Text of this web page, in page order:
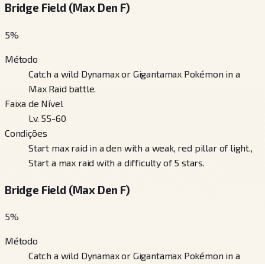
Bridge Field (Max Den F)
5%
Método
Catch a wild Dynamax or Gigantamax Pokémon in a
Max Raid battle.
Faixa de Nível
Lv. 55-60
Condições
Start max raid in a den with a weak, red pillar of light.,
Start a max raid with a difficulty of 5 stars.
Bridge Field (Max Den F)
5%
Método
Catch a wild Dynamax or Gigantamax Pokémon in a